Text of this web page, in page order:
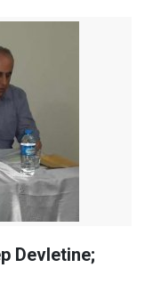
Devletine;